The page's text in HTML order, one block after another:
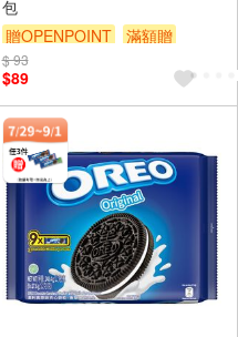
包
贈OPENPOINT
滿額贈
滿額9折
$ 93
$89